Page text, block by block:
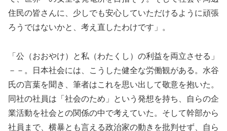
住民の皆さんに、少しでも安心していただけるように頑張
ろうではないかと、考え直したわけです」。
「公（おおやけ）と私（わたくし）の利益を両立させる」
－－。日本社会には、こうした健全な労働観がある。水谷
氏の言葉を聞き、筆者はこれを思い出して敬意を抱いた。
同社の社員は「社会のため」という発想を持ち、自らの企
業活動を社会との関係の中で考えていた。そして幹部から
社員まで、横暴とも言える政治家の動きを批判せず、自ら